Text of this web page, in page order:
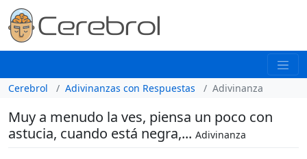
Cerebrol Adivinanzas con Respuestas Adivinanza
Muy a menudo la ves, piensa un poco con
astucia, cuando está negra,... Adivinanza